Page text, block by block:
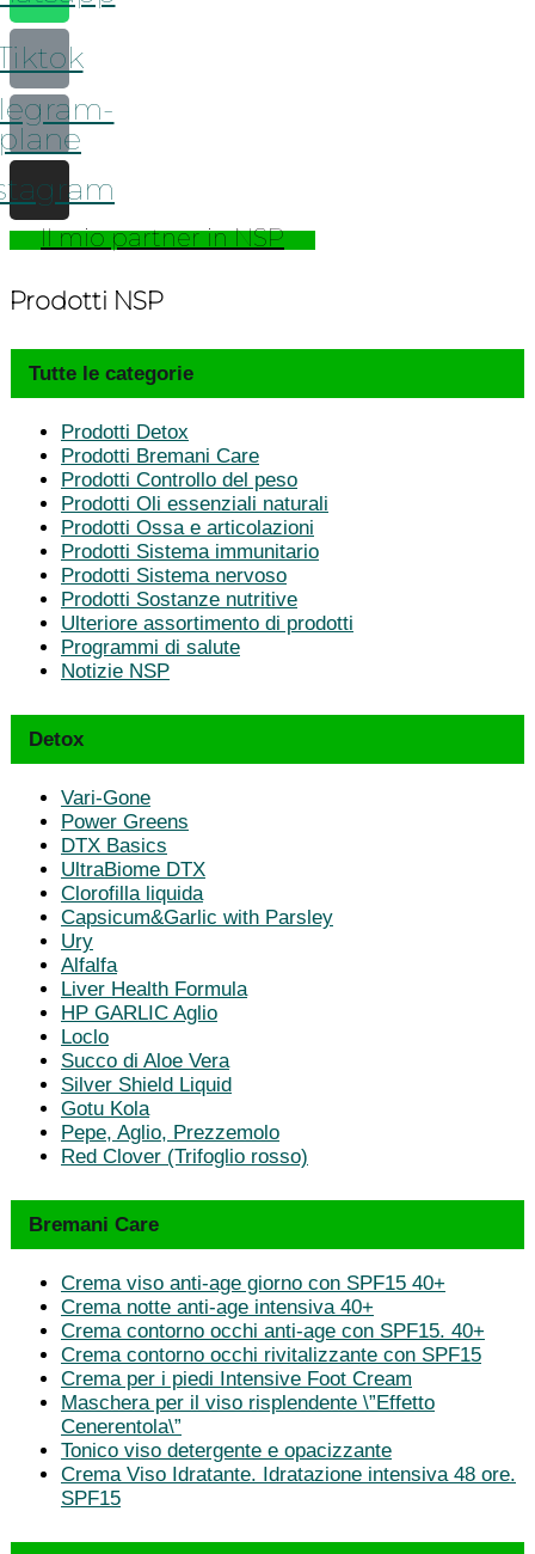
Il mio partner in NSP
Prodotti NSP
Tutte le categorie
Prodotti Detox
Prodotti Bremani Care
Prodotti Controllo del peso
Prodotti Oli essenziali naturali
Prodotti Ossa e articolazioni
Prodotti Sistema immunitario
Prodotti Sistema nervoso
Prodotti Sostanze nutritive
Ulteriore assortimento di prodotti
Programmi di salute
Notizie NSP
Detox
Vari-Gone
Power Greens
DTX Basics
UltraBiome DTX
Clorofilla liquida
Capsicum&Garlic with Parsley
Ury
Alfalfa
Liver Health Formula
HP GARLIC Aglio
Loclo
Succo di Aloe Vera
Silver Shield Liquid
Gotu Kola
Pepe, Aglio, Prezzemolo
Red Clover (Trifoglio rosso)
Bremani Care
Crema viso anti-age giorno con SPF15 40+
Crema notte anti-age intensiva 40+
Crema contorno occhi anti-age con SPF15. 40+
Crema contorno occhi rivitalizzante con SPF15
Crema per i piedi Intensive Foot Cream
Maschera per il viso risplendente \”Effetto
Cenerentola\”
Tonico viso detergente e opacizzante
Crema Viso Idratante. Idratazione intensiva 48 ore.
SPF15